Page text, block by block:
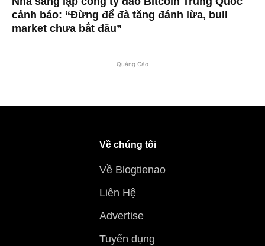
cảnh báo: “Đừng để đà tăng đánh lừa, bull
market chưa bắt đầu”
Quảng Cáo
Về chúng tôi
Về Blogtienao
Liên Hệ
Advertise
Tuyển dụng